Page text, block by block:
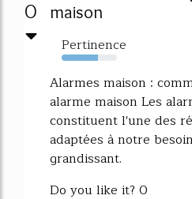
0
maison
Pertinence
65%
Alarmes maison :
alarme maison Les
constituent l'une des
adaptées à notre
grandissant.
Do you like it? 0